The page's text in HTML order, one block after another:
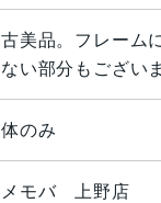
美品。フレーム
い部分もござい
のみ
メモバ 上野店